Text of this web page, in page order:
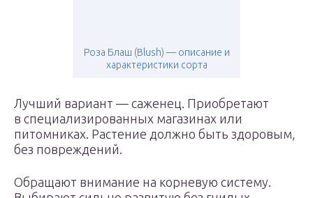
Роза Блаш (Blush) — описание и
характеристики сорта
Лучший вариант — саженец. Приобретают
в специализированных магазинах или
питомниках. Растение должно быть здоровым,
без повреждений.
Обращают внимание на корневую систему.